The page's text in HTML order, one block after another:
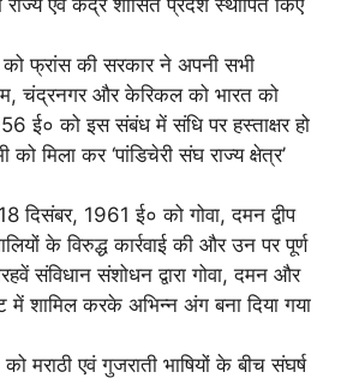
एवं केंद्र शासित प्रदेश स्थापित किए
फ्रांस की सरकार ने अपनी सभी
चंद्रनगर और केरिकल को भारत को
ई० को इस संबंध में संधि पर हस्ताक्षर हो
मिला कर ‘पांडिचेरी संघ राज्य क्षेत्र’
दिसंबर, 1961 ई० को गोवा, दमन द्वीप
के विरुद्ध कार्रवाई की और उन पर पूर्ण
संविधान संशोधन द्वारा गोवा, दमन और
में शामिल करके अभिन्न अंग बना दिया गया
मराठी एवं गुजराती भाषियों के बीच संघर्ष